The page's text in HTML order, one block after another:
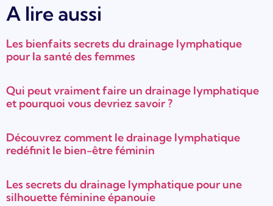
A lire aussi
Les bienfaits secrets du drainage lymphatique
pour la santé des femmes
Qui peut vraiment faire un drainage lymphatique
et pourquoi vous devriez savoir ?
Découvrez comment le drainage lymphatique
redéfinit le bien-être féminin
Les secrets du drainage lymphatique pour une
silhouette féminine épanouie